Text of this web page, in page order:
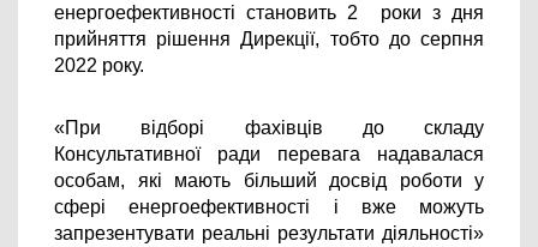
енергоефективності становить 2  роки з дня
прийняття рішення Дирекції, тобто до серпня
2022 року.
«При відборі фахівців до складу
Консультативної ради перевага надавалася
особам, які мають більший досвід роботи у
сфері енергоефективності і вже можуть
запрезентувати реальні результати діяльності»